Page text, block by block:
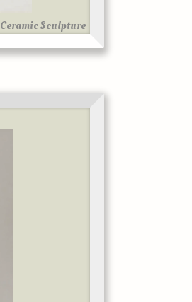
Ceramic Sculpture